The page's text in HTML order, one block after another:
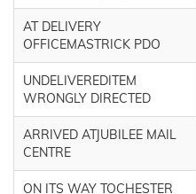
AT DELIVERY
OFFICEMASTRICK PDO
UNDELIVEREDITEM
WRONGLY DIRECTED
ARRIVED ATJUBILEE MAIL
CENTRE
ON ITS WAY TOCHESTER